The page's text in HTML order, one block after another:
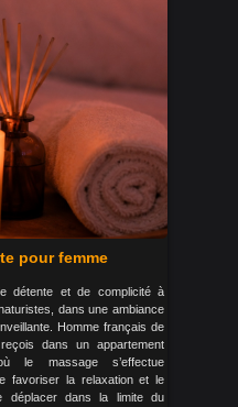
pour femme
détente et de complicité à
dans une ambiance
Homme français de
dans un appartement
le massage s’effectue
favoriser la relaxation et le
déplacer dans la limite du